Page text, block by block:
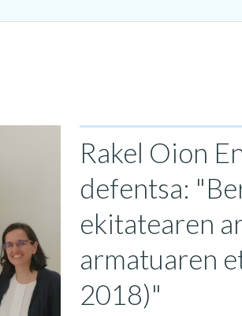
Rakel Oion
defentsa:
ekitatearen
armatuaren
2018)"